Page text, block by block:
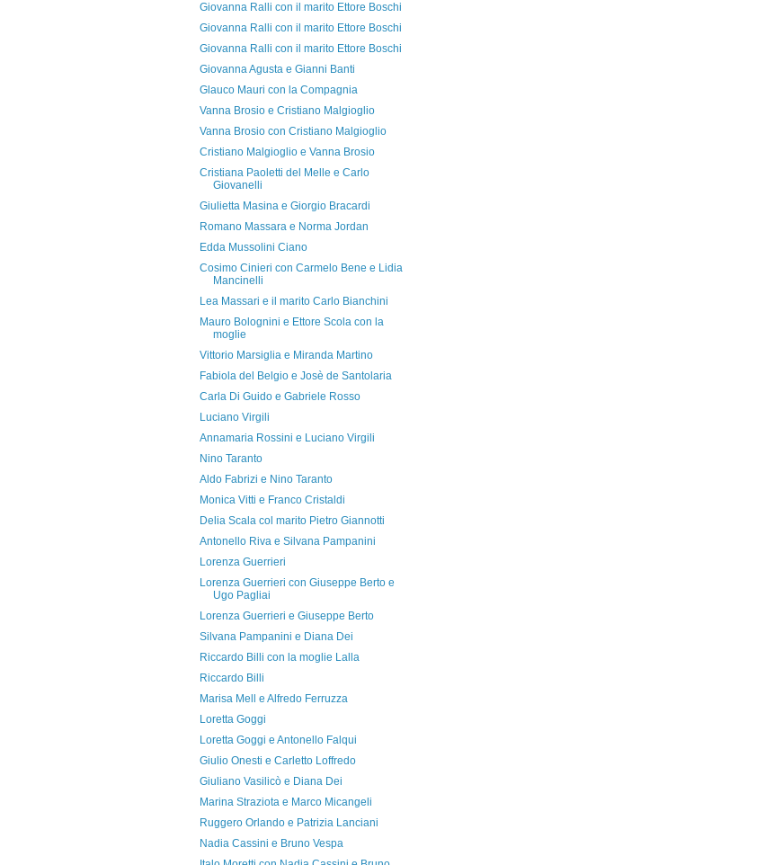
Giovanna Ralli con il marito Ettore Boschi
Giovanna Ralli con il marito Ettore Boschi
Giovanna Ralli con il marito Ettore Boschi
Giovanna Agusta e Gianni Banti
Glauco Mauri con la Compagnia
Vanna Brosio e Cristiano Malgioglio
Vanna Brosio con Cristiano Malgioglio
Cristiano Malgioglio e Vanna Brosio
Cristiana Paoletti del Melle e Carlo
Giovanelli
Giulietta Masina e Giorgio Bracardi
Romano Massara e Norma Jordan
Edda Mussolini Ciano
Cosimo Cinieri con Carmelo Bene e Lidia
Mancinelli
Lea Massari e il marito Carlo Bianchini
Mauro Bolognini e Ettore Scola con la
moglie
Vittorio Marsiglia e Miranda Martino
Fabiola del Belgio e Josè de Santolaria
Carla Di Guido e Gabriele Rosso
Luciano Virgili
Annamaria Rossini e Luciano Virgili
Nino Taranto
Aldo Fabrizi e Nino Taranto
Monica Vitti e Franco Cristaldi
Delia Scala col marito Pietro Giannotti
Antonello Riva e Silvana Pampanini
Lorenza Guerrieri
Lorenza Guerrieri con Giuseppe Berto e
Ugo Pagliai
Lorenza Guerrieri e Giuseppe Berto
Silvana Pampanini e Diana Dei
Riccardo Billi con la moglie Lalla
Riccardo Billi
Marisa Mell e Alfredo Ferruzza
Loretta Goggi
Loretta Goggi e Antonello Falqui
Giulio Onesti e Carletto Loffredo
Giuliano Vasilicò e Diana Dei
Marina Straziota e Marco Micangeli
Ruggero Orlando e Patrizia Lanciani
Nadia Cassini e Bruno Vespa